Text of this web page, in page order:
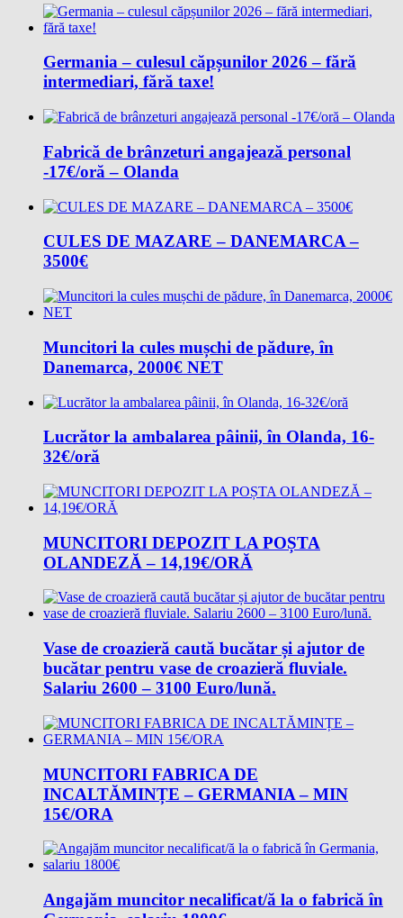
Germania – culesul căpșunilor 2026 – fără
intermediari, fără taxe!
Fabrică de brânzeturi angajează personal
-17€/oră – Olanda
CULES DE MAZARE – DANEMARCA –
3500€
Muncitori la cules mușchi de pădure, în
Danemarca, 2000€ NET
Lucrător la ambalarea pâinii, în Olanda, 16-
32€/oră
MUNCITORI DEPOZIT LA POȘTA
OLANDEZĂ – 14,19€/ORĂ
Vase de croazieră caută bucătar și ajutor de
bucătar pentru vase de croazieră fluviale.
Salariu 2600 – 3100 Euro/lună.
MUNCITORI FABRICA DE
INCALTĂMINȚE – GERMANIA – MIN
15€/ORA
Angajăm muncitor necalificat/ă la o fabrică în